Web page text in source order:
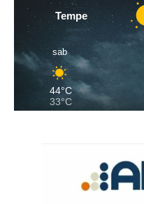
Tempe
sab
44°C
33°C